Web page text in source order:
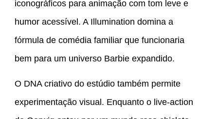
iconográficos para animação com tom leve e
humor acessível. A Illumination domina a
fórmula de comédia familiar que funcionaria
bem para um universo Barbie expandido.
O DNA criativo do estúdio também permite
experimentação visual. Enquanto o live-action